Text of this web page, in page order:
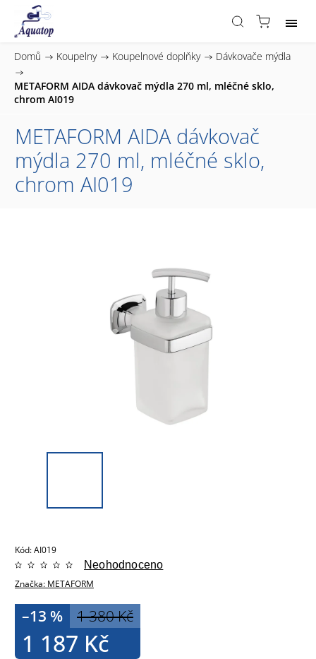
Domů / Koupelny / Koupelnové doplňky /
Dávkovače mýdla
/
METAFORM AIDA dávkovač mýdla 270 ml, mléčné sklo,
chrom AI019
METAFORM AIDA dávkovač
mýdla 270 ml, mléčné sklo,
chrom AI019
Kód:AI019
Značka: METAFORM
Neohodnoceno
1 380 Kč
–13 %
1 187 Kč